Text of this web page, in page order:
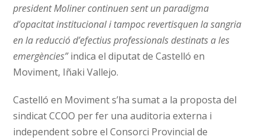
president Moliner continuen sent un paradigma
d’opacitat institucional i tampoc revertisquen la sangria
en la reducció d’efectius professionals destinats a les
emergències”indica el diputat de Castelló en
Moviment, Iñaki Vallejo.
Castelló en Moviment s’ha sumat a la proposta del
sindicat CCOO per fer una auditoria externa i
independent sobre el Consorci Provincial de